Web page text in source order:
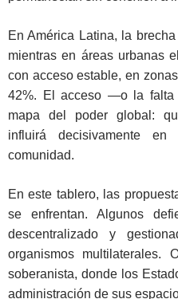
En América Latina, la
mientras en áreas urbanas
con acceso estable, en
42%. El acceso ―o la
mapa del poder global:
influirá decisivamente
comunidad.
En este tablero, las
se enfrentan. Algunos
descentralizado y
organismos multilaterales.
soberanista, donde los
administración de sus